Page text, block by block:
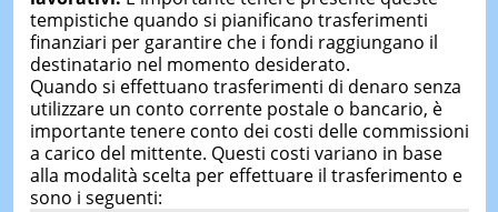
tempistiche quando si pianificano trasferimenti
finanziari per garantire che i fondi raggiungano il
destinatario nel momento desiderato.
Quando si effettuano trasferimenti di denaro senza
utilizzare un conto corrente postale o bancario, è
importante tenere conto dei costi delle commissioni
a carico del mittente. Questi costi variano in base
alla modalità scelta per effettuare il trasferimento e
sono i seguenti: